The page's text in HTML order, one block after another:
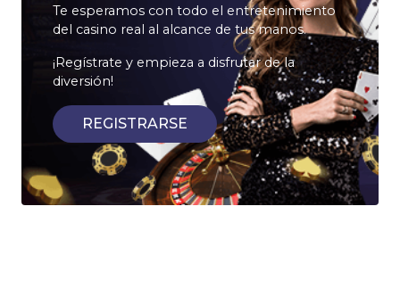
Te esperamos con todo el entretenimiento
del casino real al alcance de tus manos.
¡Regístrate y empieza a disfrutar de la
diversión!
REGISTRARSE